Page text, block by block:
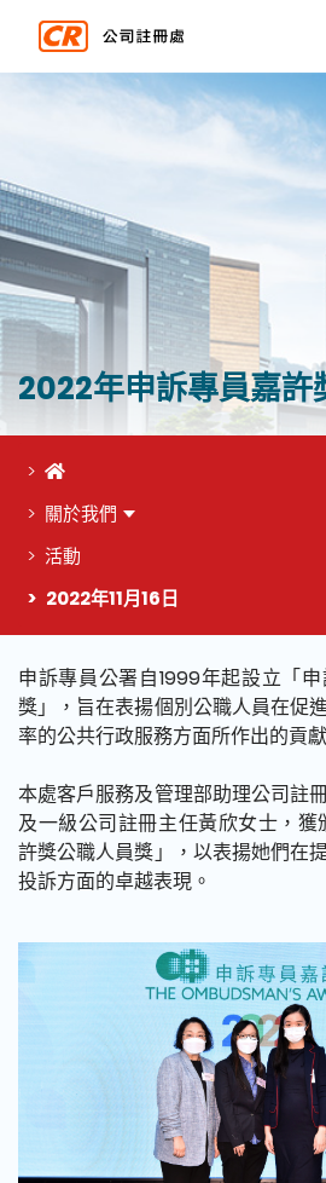
2022年申訴專員嘉許
首頁
關於我們
活動
2022年11月16日
這個頁面的主要內容
申訴專員公署自1999年起設立「
獎」，旨在表揚個別公職人員在促
率的公共行政服務方面所作出的貢
本處客戶服務及管理部助理公司註
及一級公司註冊主任黃欣女士，
許獎公職人員獎」，以表揚她們在
投訴方面的卓越表現。